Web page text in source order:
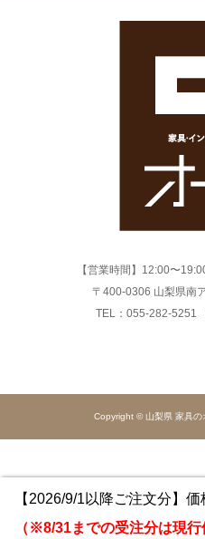
【営業時間】12:00〜
〒400-0306 山梨県南
TEL：055-282-5251
Copyright © 山梨県 家具
【2026/9/1以降ご注文分】
（※8/31までの受注分は現行